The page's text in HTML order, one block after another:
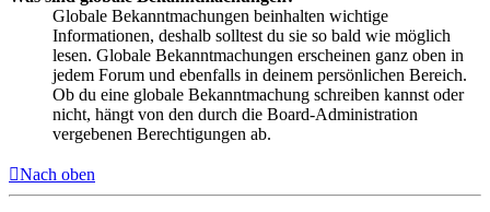
Globale Bekanntmachungen beinhalten wichtige
Informationen, deshalb solltest du sie so bald wie möglich
lesen. Globale Bekanntmachungen erscheinen ganz oben in
jedem Forum und ebenfalls in deinem persönlichen Bereich.
Ob du eine globale Bekanntmachung schreiben kannst oder
nicht, hängt von den durch die Board-Administration
vergebenen Berechtigungen ab.
Nach oben